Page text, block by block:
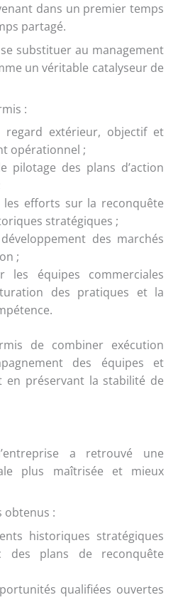
dans un premier temps
partagé.
substituer au management
un véritable catalyseur de
:
regard extérieur, objectif et
opérationnel ;
pilotage des plans d’action
les efforts sur la reconquête
stratégiques ;
des marchés
;
les équipes commerciales
des pratiques et la
de combiner exécution
des équipes et
en préservant la stabilité de
a retrouvé une
plus maîtrisée et mieux
obtenus :
historiques stratégiques
des plans de reconquête
qualifiées ouvertes